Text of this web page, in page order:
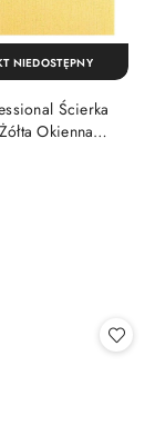
Ścierka
Okienna
NIEDOSTĘPNY